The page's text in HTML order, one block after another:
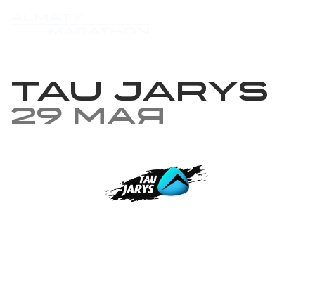
TAU JARYS
29 мая